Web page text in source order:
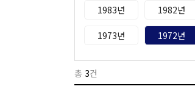
1983년 1982년
1973년 1972년
총 3건